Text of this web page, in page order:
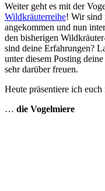
Weiter geht es mit der
Wildkräuterreihe! Wir sind
angekommen und nun
den bisherigen
sind deine Erfahrungen?
unter diesem Posting
sehr darüber freuen.
Heute präsentiere ich
… die Vogelmiere